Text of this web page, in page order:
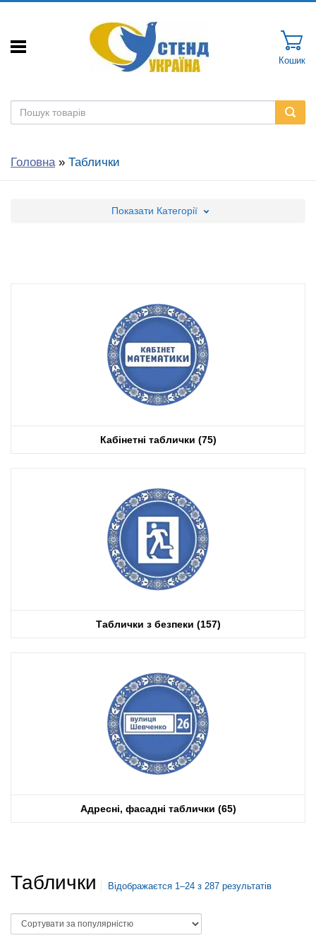
Кошик
Головна» Таблички
Показати Категорії
Кабінетні таблички (75)
Таблички з безпеки (157)
Адресні, фасадні таблички (65)
Таблички Відображаєтся 1–24 з 287 результатів